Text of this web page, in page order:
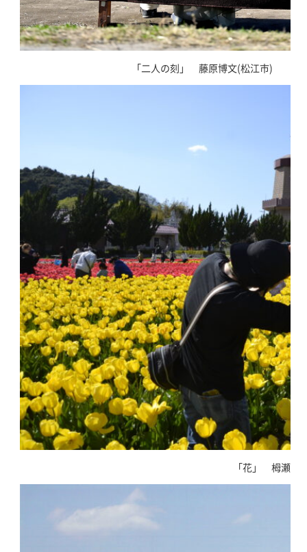
「二人の刻」 藤原博文(松江市)
「花」 栂瀬理